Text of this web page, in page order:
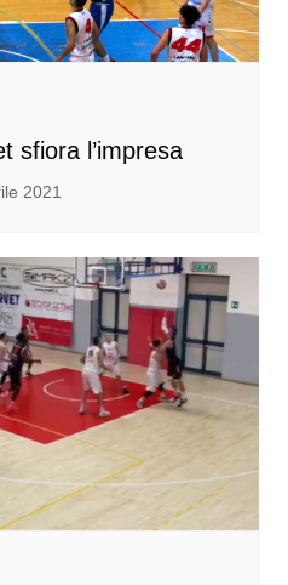
sfiora l’impresa
2021